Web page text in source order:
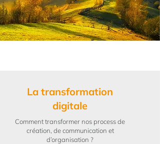
La transformation
digitale
Comment transformer nos process de
création, de communication et
d’organisation ?